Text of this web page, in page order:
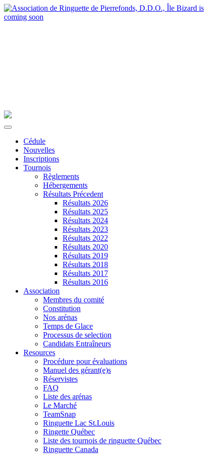
Cédule
Nouvelles
Inscriptions
Tournois
Règlements
Hébergements
Résultats Précedent
Résultats 2026
Résultats 2025
Résultats 2024
Résultats 2023
Résultats 2022
Résultats 2020
Résultats 2019
Résultats 2018
Résultats 2017
Résultats 2016
Association
Membres du comité
Constitution
Nos arénas
Temps de Glace
Processus de selection
Candidats Entraîneurs
Resources
Procédure pour évaluations
Manuel des gérant(e)s
Réservistes
FAQ
Liste des arénas
Le Marché
TeamSnap
Ringuette Lac St.Louis
Ringette Québec
Liste des tournois de ringuette Québec
Ringuette Canada